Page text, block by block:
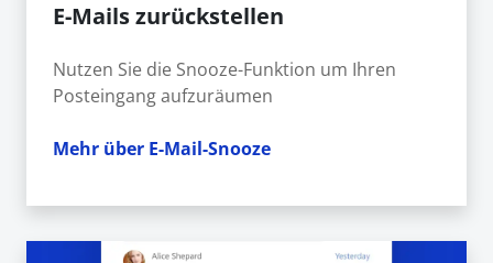
E-Mails zurückstellen
Nutzen Sie die Snooze-Funktion um Ihren
Posteingang aufzuräumen
Mehr über E-Mail-Snooze